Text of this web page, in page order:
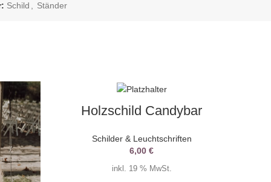
Schild , Ständer
Holzschild Candybar
Schilder & Leuchtschriften
6,00€
inkl. 19 % MwSt.